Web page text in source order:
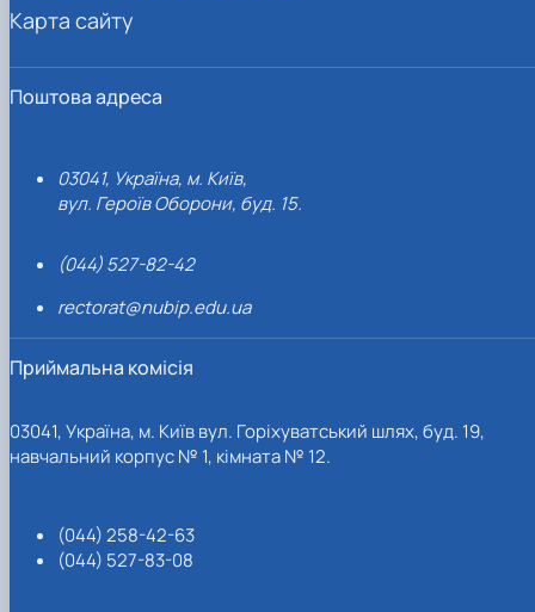
Поштова адреса
03041, Україна, м. Київ,
вул. Героїв Оборони, буд. 15.
(044) 527-82-42
rectorat@nubip.edu.ua
Приймальна комісія
03041, Україна, м. Київ вул. Горіхуватський шлях, буд. 19,
навчальний корпус № 1, кімната № 12.
(044) 258-42-63
(044) 527-83-08
Карта сайту